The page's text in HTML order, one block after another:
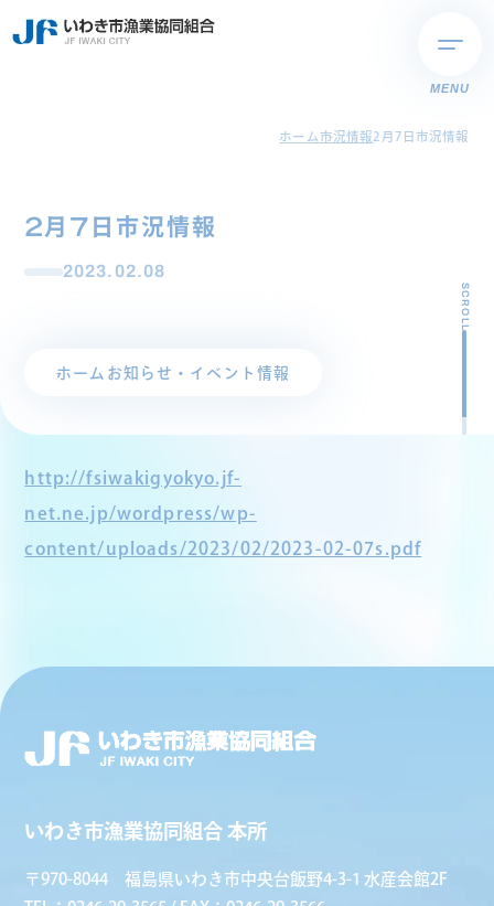
MENU
ホーム市況情報2月7日市況情報
2月7日市況情報
2023.02.08
ホーム お知らせ・イベント情報
SCROLL
http://fsiwakigyokyo.jf-
net.ne.jp/wordpress/wp-
content/uploads/2023/02/2023-02-07s.pdf
いわき市漁業協同組合 本所
〒970-8044 福島県いわき市中央台飯野4-3-1 水産会館2F